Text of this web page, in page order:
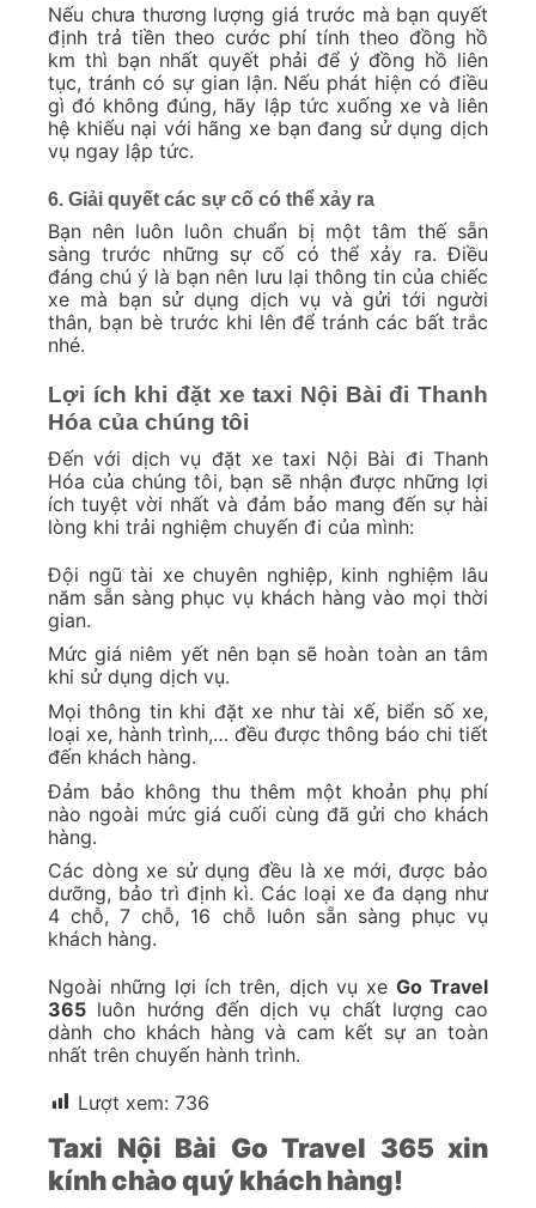
Nếu chưa thương lượng giá trước mà bạn quyết
định trả tiền theo cước phí tính theo đồng hồ
km thì bạn nhất quyết phải để ý đồng hồ liên
tục, tránh có sự gian lận. Nếu phát hiện có điều
gì đó không đúng, hãy lập tức xuống xe và liên
hệ khiếu nại với hãng xe bạn đang sử dụng dịch
vụ ngay lập tức.
6. Giải quyết các sự cố có thể xảy ra
Bạn nên luôn luôn chuẩn bị một tâm thế sẵn
sàng trước những sự cố có thể xảy ra. Điều
đáng chú ý là bạn nên lưu lại thông tin của chiếc
xe mà bạn sử dụng dịch vụ và gửi tới người
thân, bạn bè trước khi lên để tránh các bất trắc
nhé.
Lợi ích khi đặt xe taxi Nội Bài đi Thanh
Hóa của chúng tôi
Đến với dịch vụ đặt xe taxi Nội Bài đi Thanh
Hóa của chúng tôi, bạn sẽ nhận được những lợi
ích tuyệt vời nhất và đảm bảo mang đến sự hài
lòng khi trải nghiệm chuyến đi của mình:
Đội ngũ tài xe chuyên nghiệp, kinh nghiệm lâu
năm sẵn sàng phục vụ khách hàng vào mọi thời
gian.
Mức giá niêm yết nên bạn sẽ hoàn toàn an tâm
khi sử dụng dịch vụ.
Mọi thông tin khi đặt xe như tài xế, biển số xe,
loại xe, hành trình,… đều được thông báo chi tiết
đến khách hàng.
Đảm bảo không thu thêm một khoản phụ phí
nào ngoài mức giá cuối cùng đã gửi cho khách
hàng.
Các dòng xe sử dụng đều là xe mới, được bảo
dưỡng, bảo trì định kì. Các loại xe đa dạng như
4 chỗ, 7 chỗ, 16 chỗ luôn sẵn sàng phục vụ
khách hàng.
Ngoài những lợi ích trên, dịch vụ xe Go Travel
365 luôn hướng đến dịch vụ chất lượng cao
dành cho khách hàng và cam kết sự an toàn
nhất trên chuyến hành trình.
Lượt xem: 736
Taxi Nội Bài Go Travel 365 xin
kính chào quý khách hàng!